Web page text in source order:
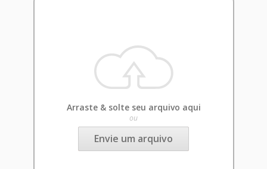
Arraste & solte seu arquivo aqui
ou
Envie um arquivo